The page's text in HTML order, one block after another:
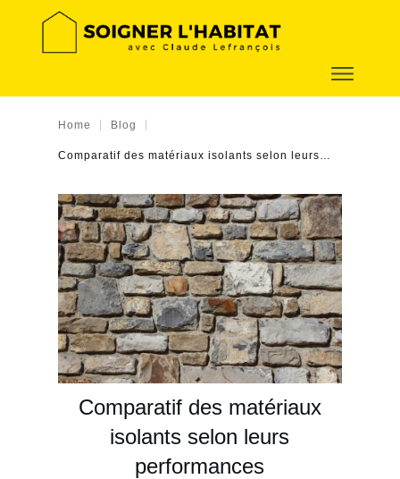
Home Blog
Comparatif des matériaux
isolants selon leurs
performances